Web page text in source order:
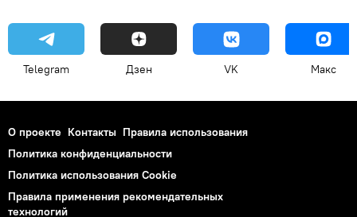
Telegram Дзен VK Макс
О проекте Контакты Правила использования
Политика конфиденциальности
Политика использования Cookie
Правила применения рекомендательных
технологий